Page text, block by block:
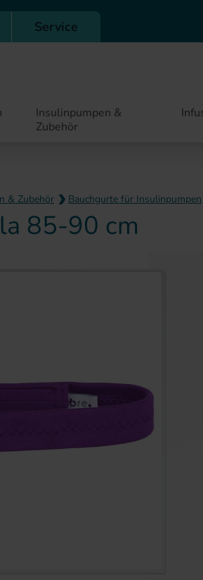
Service
Insulinpumpen &
Zubehör
& Zubehör Bauchgurte für Insulinpumpen
85-90 cm